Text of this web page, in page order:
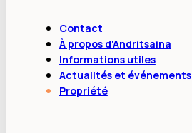
Contact
À propos d'Andritsaina
Informations utiles
Actualités et événements
Propriété